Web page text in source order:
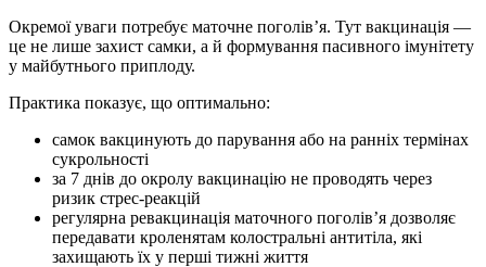
Окремої уваги потребує маточне поголів’я. Тут вакцинація —
це не лише захист самки, а й формування пасивного імунітету
у майбутнього приплоду.
Практика показує, що оптимально:
самок вакцинують до парування або на ранніх термінах
сукрольності
за 7 днів до окролу вакцинацію не проводять через
ризик стрес-реакцій
регулярна ревакцинація маточного поголів’я дозволяє
передавати кроленятам колостральні антитіла, які
захищають їх у перші тижні життя